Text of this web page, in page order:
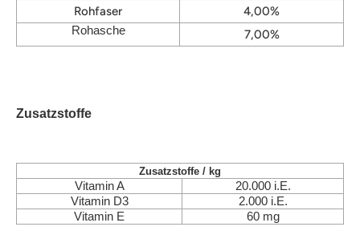
Rohfaser
4,00%
Rohasche 7,00%
Zusatzstoffe
Zusatzstoffe / kg
Vitamin A
20.000 i.E.
Vitamin D3
2.000 i.E.
Vitamin E
60 mg